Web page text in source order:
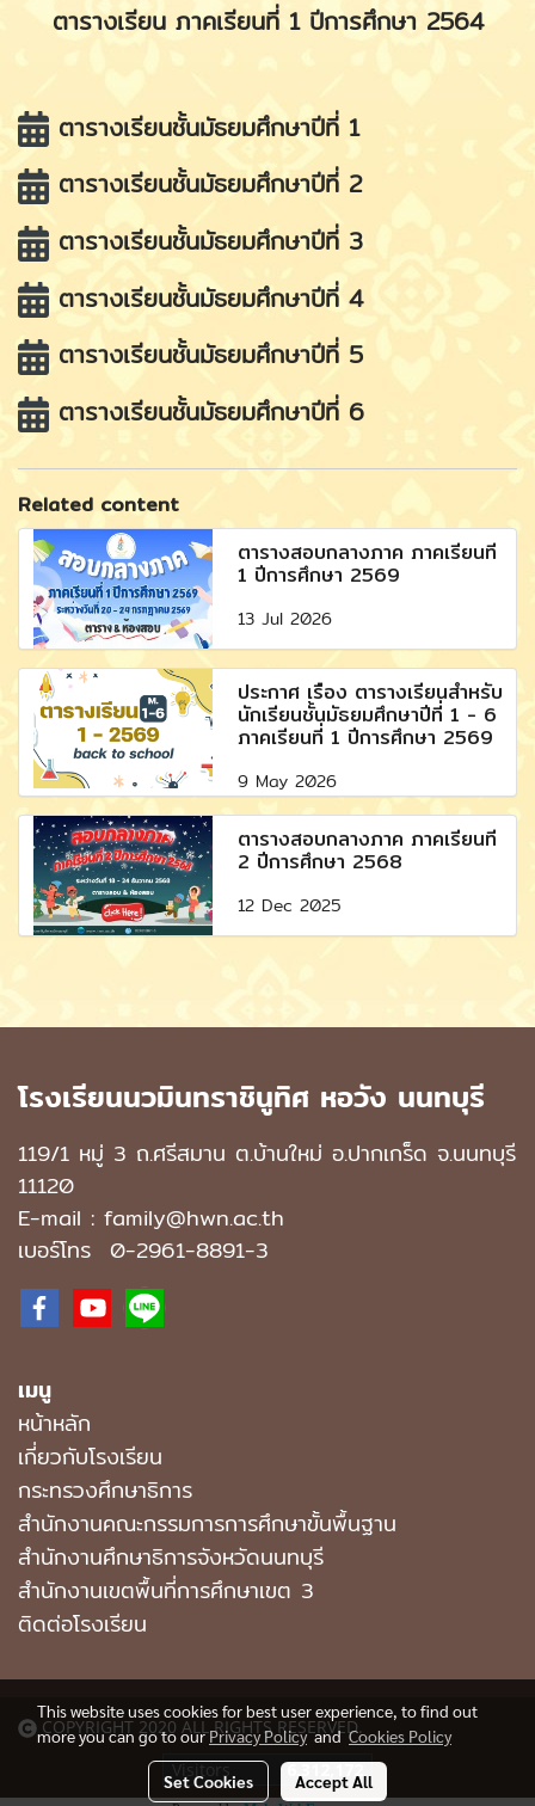
ตารางเรียน ภาคเรียนที่ 1 ปีการศึกษา 2564
ตารางเรียนชั้นมัธยมศึกษาปีที่ 1
ตารางเรียนชั้นมัธยมศึกษาปีที่ 2
ตารางเรียนชั้นมัธยมศึกษาปีที่ 3
ตารางเรียนชั้นมัธยมศึกษาปีที่ 4
ตารางเรียนชั้นมัธยมศึกษาปีที่ 5
ตารางเรียนชั้นมัธยมศึกษาปีที่ 6
Related content
ตารางสอบกลางภาค ภาคเรียนที่
1 ปีการศึกษา 2569
13 Jul 2026
ประกาศ เรื่อง ตารางเรียนสำหรับ
นักเรียนชั้นมัธยมศึกษาปีที่ 1 - 6
ภาคเรียนที่ 1 ปีการศึกษา 2569
9 May 2026
ตารางสอบกลางภาค ภาคเรียนที่
2 ปีการศึกษา 2568
12 Dec 2025
โรงเรียนนวมินทราชินูทิศ หอวัง นนทบุรี
119/1 หมู่ 3 ถ.ศรีสมาน ต.บ้านใหม่ อ.ปากเกร็ด จ.นนทบุรี
11120
E-mail : family@hwn.ac.th
เบอร์โทร 0-2961-8891-3
เมนู
หน้าหลัก
เกี่ยวกับโรงเรียน
กระทรวงศึกษาธิการ
สำนักงานคณะกรรมการการศึกษาขั้นพื้นฐาน
สำนักงานศึกษาธิการจังหวัดนนทบุรี
สำนักงานเขตพื้นที่การศึกษาเขต 3
ติดต่อโรงเรียน
COPYRIGHT 2020 ALL RIGHTS RESERVED.
Visitors
6,312,172
This website uses cookies for best user experience, to find out
more you can go to ourPrivacy PolicyandCookies Policy
Set Cookies Accept All